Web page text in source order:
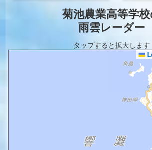
菊池農業高等学
雨雲レーダー
タップすると拡大します